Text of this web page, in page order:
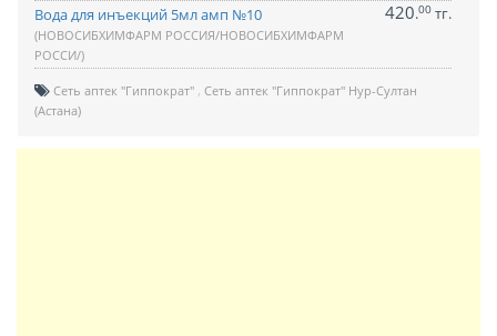
Вода для инъекций 5мл амп №10
(НОВОСИБХИМФАРМ РОССИЯ/НОВОСИБХИМФАРМ
РОССИ/)
420.00 тг.
Сеть аптек "Гиппократ" Сеть аптек "Гиппократ" Нур-Султан
(Астана)